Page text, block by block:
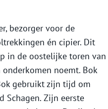
bezorger voor de
én cipier. Dit
in de oostelijke toren van
noemt. Bok
gebruikt zijn tijd om
Schagen. Zijn eerste